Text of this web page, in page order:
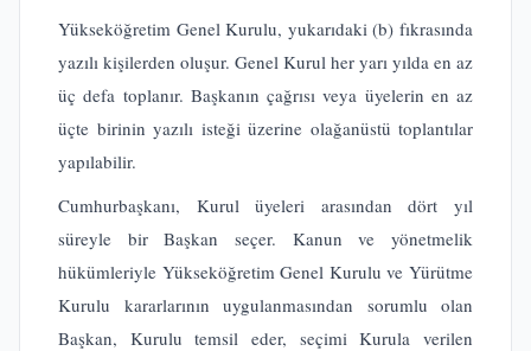
Yükseköğretim Genel Kurulu, yukarıdaki (b) fıkrasında
yazılı kişilerden oluşur. Genel Kurul her yarı yılda en az
üç defa toplanır. Başkanın çağrısı veya üyelerin en az
üçte birinin yazılı isteği üzerine olağanüstü toplantılar
yapılabilir.
Cumhurbaşkanı, Kurul üyeleri arasından dört yıl
süreyle bir Başkan seçer. Kanun ve yönetmelik
hükümleriyle Yükseköğretim Genel Kurulu ve Yürütme
Kurulu kararlarının uygulanmasından sorumlu olan
Başkan, Kurulu temsil eder, seçimi Kurula verilen